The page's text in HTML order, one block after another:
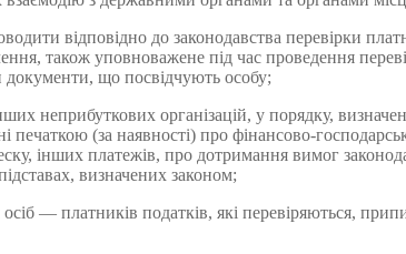
відповідно до законодавства перевірки
також уповноважене під час проведення
документи, що посвідчують особу;
неприбуткових організацій, у порядку,
(за наявності) про фінансово-
інших платежів, про дотримання вимог
визначених законом;
— платників податків, які перевіряються,